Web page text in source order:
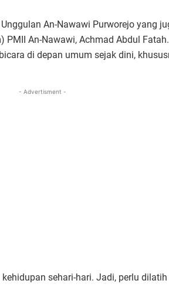
An-Nawawi Purworejo yang
An-Nawawi, Achmad Abdul
di depan umum sejak dini,
- Advertisment -
sehari-hari. Jadi, perlu